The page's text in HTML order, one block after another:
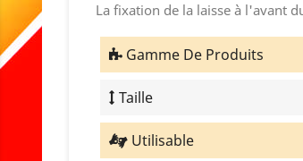
La fixation de la laisse à l'avant
Gamme De Produits
Taille
Utilisable